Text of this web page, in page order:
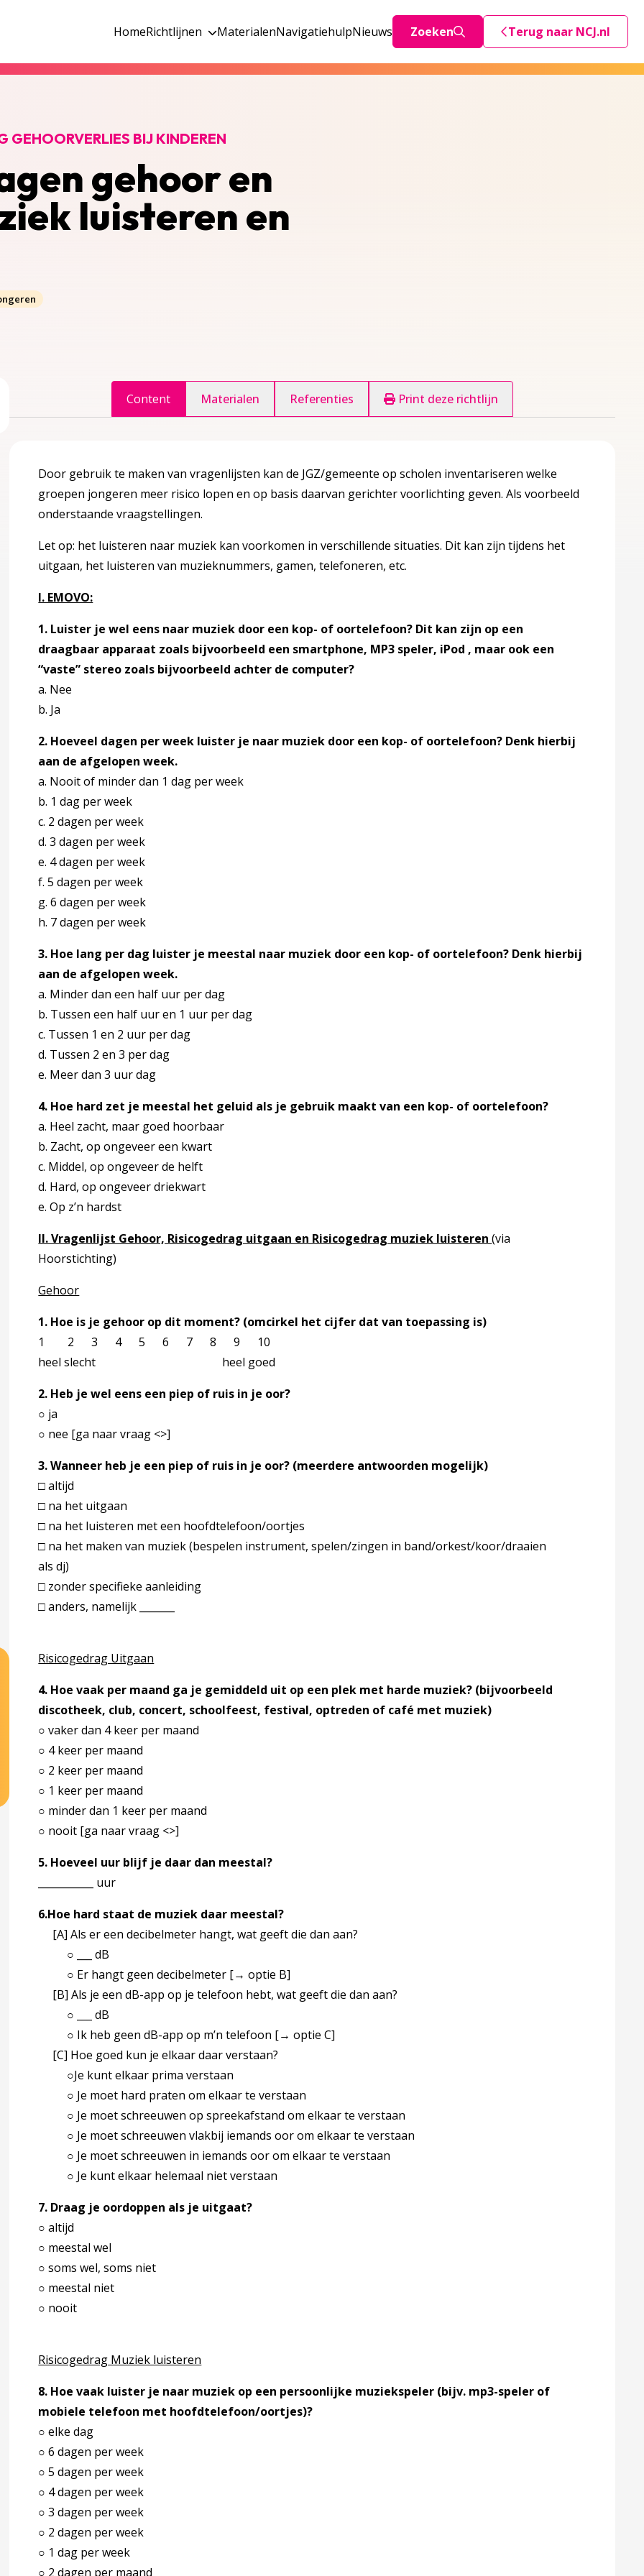
HomeRichtlijnen MaterialenNavigatiehulpNieuws Zoeken Terug naar NCJ.nl
Deze link stuurt je terug
gehoor en
luisteren en
BIJ KINDEREN
inhoudsopgave
over 1 Inleiding
over 2 Definities en achtergrondinformatie
over 2 Definities en achtergrondinformatie
gehoorverlies
over 3 Signaleren, diagnostiek en verwijzen
over 3 Signaleren, diagnostiek en verwijzen
na de neonatale periode
bij afwijkend audiogram
risicogedrag muziek luisteren en uitgaan
door hard geluid
Begeleiden en behandelen
over 5 Begeleiden en behandelen
en begeleiding bij gehoorverlies
slechthorende kinderen
Totstandkoming richtlijn
over 6 Totstandkoming richtlijn
over 7 Verantwoording
over 8 Bijlagen
Content Materialen Referenties Print deze richtlijn
Door gebruik te maken van vragenlijsten kan de JGZ/gemeente op scholen inventariseren welke
groepen jongeren meer risico lopen en op basis daarvan gerichter voorlichting geven. Als voorbeeld
onderstaande vraagstellingen.
Let op: het luisteren naar muziek kan voorkomen in verschillende situaties. Dit kan zijn tijdens het
uitgaan, het luisteren van muzieknummers, gamen, telefoneren, etc.
I. EMOVO:
1. Luister je wel eens naar muziek door een kop- of oortelefoon? Dit kan zijn op een
draagbaar apparaat zoals bijvoorbeeld een smartphone, MP3 speler, iPod , maar ook een
“vaste” stereo zoals bijvoorbeeld achter de computer?
a. Nee
b. Ja
2. Hoeveel dagen per week luister je naar muziek door een kop- of oortelefoon? Denk hierbij
aan de afgelopen week.
a. Nooit of minder dan 1 dag per week
b. 1 dag per week
c. 2 dagen per week
d. 3 dagen per week
e. 4 dagen per week
f. 5 dagen per week
g. 6 dagen per week
h. 7 dagen per week
3. Hoe lang per dag luister je meestal naar muziek door een kop- of oortelefoon? Denk hierbij
aan de afgelopen week.
a. Minder dan een half uur per dag
b. Tussen een half uur en 1 uur per dag
c. Tussen 1 en 2 uur per dag
d. Tussen 2 en 3 per dag
e. Meer dan 3 uur dag
4. Hoe hard zet je meestal het geluid als je gebruik maakt van een kop- of oortelefoon?
a. Heel zacht, maar goed hoorbaar
b. Zacht, op ongeveer een kwart
c. Middel, op ongeveer de helft
d. Hard, op ongeveer driekwart
e. Op z’n hardst
II. Vragenlijst Gehoor, Risicogedrag uitgaan en Risicogedrag muziek luisteren(via
Hoorstichting)
Gehoor
1. Hoe is je gehoor op dit moment? (omcirkel het cijfer dat van toepassing is)
1 2 3 4 5 6 7 8 9 10
heel slecht heel goed
2. Heb je wel eens een piep of ruis in je oor?
○ ja
○ nee [ga naar vraag <>]
3. Wanneer heb je een piep of ruis in je oor? (meerdere antwoorden mogelijk)
□ altijd
□ na het uitgaan
□ na het luisteren met een hoofdtelefoon/oortjes
□ na het maken van muziek (bespelen instrument, spelen/zingen in band/orkest/koor/draaien
als dj)
□ zonder specifieke aanleiding
□ anders, namelijk _______
Risicogedrag Uitgaan
4. Hoe vaak per maand ga je gemiddeld uit op een plek met harde muziek? (bijvoorbeeld
discotheek, club, concert, schoolfeest, festival, optreden of café met muziek)
○ vaker dan 4 keer per maand
○ 4 keer per maand
○ 2 keer per maand
○ 1 keer per maand
○ minder dan 1 keer per maand
○ nooit [ga naar vraag <>]
5. Hoeveel uur blijf je daar dan meestal?
___________ uur
6.Hoe hard staat de muziek daar meestal?
[A] Als er een decibelmeter hangt, wat geeft die dan aan?
○ ___ dB
○ Er hangt geen decibelmeter [→ optie B]
[B] Als je een dB-app op je telefoon hebt, wat geeft die dan aan?
○ ___ dB
○ Ik heb geen dB-app op m’n telefoon [→ optie C]
[C] Hoe goed kun je elkaar daar verstaan?
○Je kunt elkaar prima verstaan
○ Je moet hard praten om elkaar te verstaan
○ Je moet schreeuwen op spreekafstand om elkaar te verstaan
○ Je moet schreeuwen vlakbij iemands oor om elkaar te verstaan
○ Je moet schreeuwen in iemands oor om elkaar te verstaan
○ Je kunt elkaar helemaal niet verstaan
7. Draag je oordoppen als je uitgaat?
○ altijd
○ meestal wel
○ soms wel, soms niet
○ meestal niet
○ nooit
Risicogedrag Muziek luisteren
8. Hoe vaak luister je naar muziek op een persoonlijke muziekspeler (bijv. mp3-speler of
mobiele telefoon met hoofdtelefoon/oortjes)?
○ elke dag
○ 6 dagen per week
○ 5 dagen per week
○ 4 dagen per week
○ 3 dagen per week
○ 2 dagen per week
○ 1 dag per week
○ 2 dagen per maand